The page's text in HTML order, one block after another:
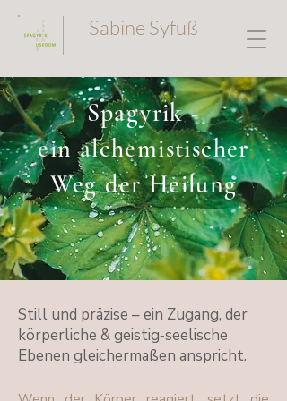
Sabine Syfuß
Spagyrik -
ein alchemistischer
Weg der Heilung
Still und präzise – ein Zugang, der
körperliche & geistig‑seelische
Ebenen gleichermaßen anspricht.